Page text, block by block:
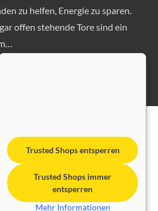
zu helfen, Energie zu sparen.
offen stehende Tore sind ein
GmbH
Trusted Shops entsperren
Trusted Shops immer
entsperren
Mehr Informationen